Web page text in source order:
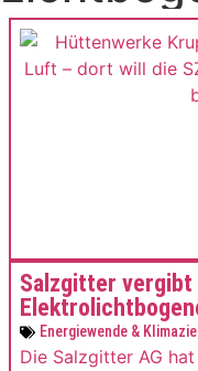
Salzgitter
Energiewende &
Die Salzgitter AG